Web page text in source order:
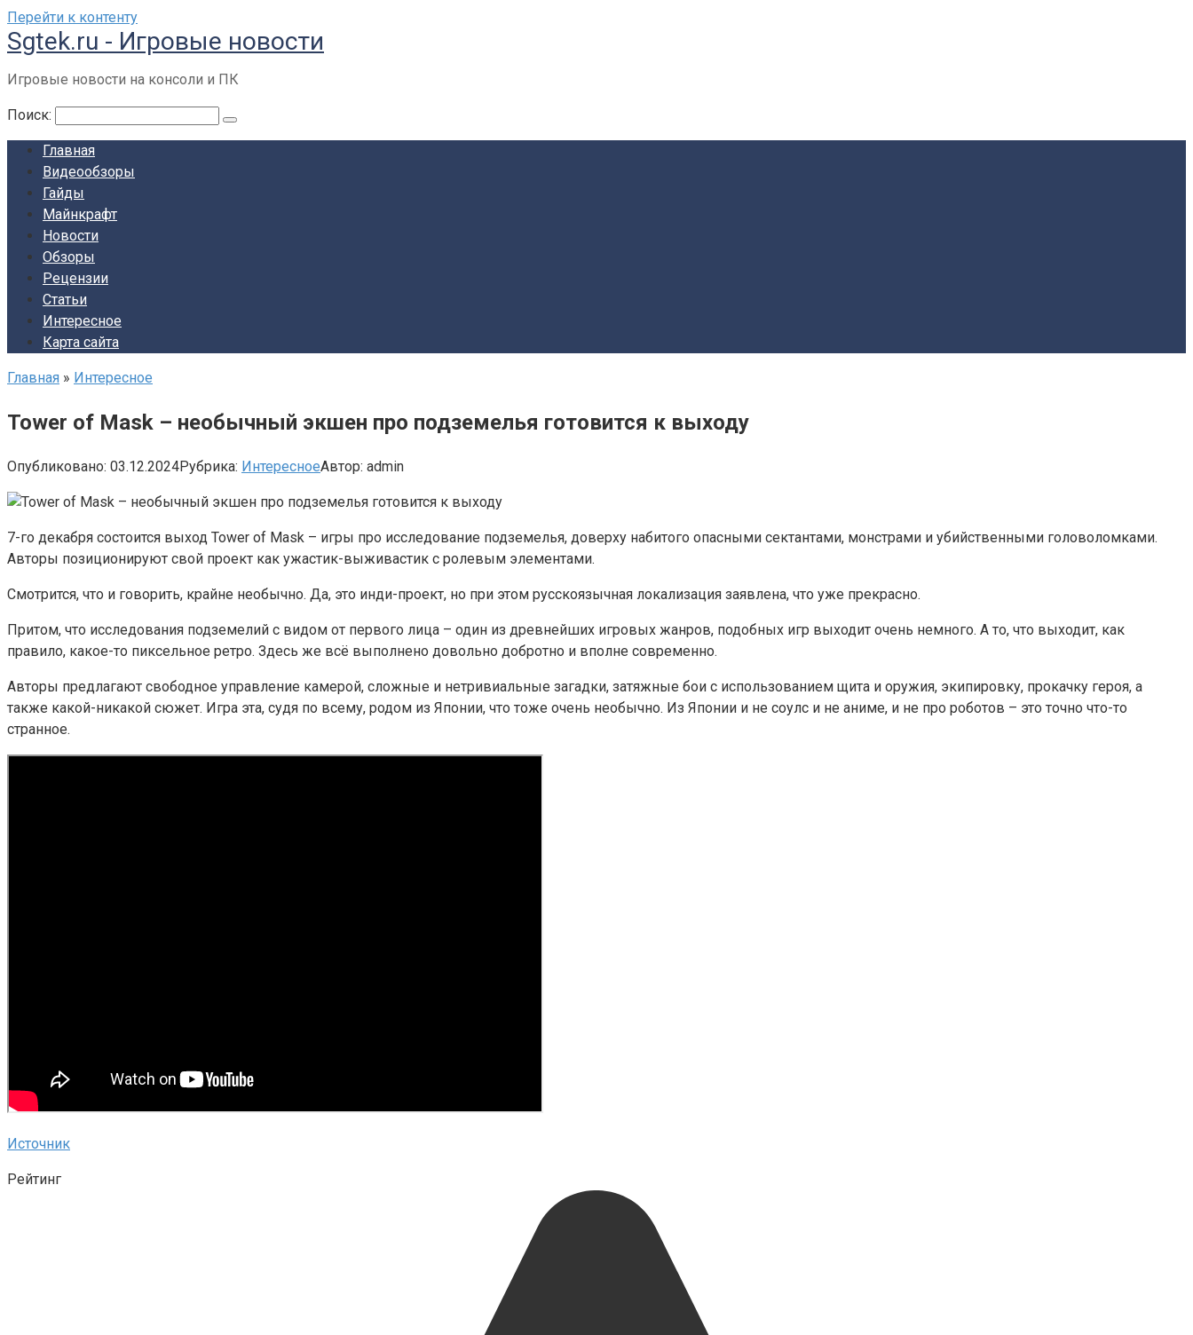
Перейти к контенту
Sgtek.ru - Игровые новости
Игровые новости на консоли и ПК
Поиск:
Главная
Видеообзоры
Гайды
Майнкрафт
Новости
Обзоры
Рецензии
Статьи
Интересное
Карта сайта
Главная » Интересное
Tower of Mask – необычный экшен про подземелья готовится к выходу
Опубликовано: 03.12.2024Рубрика: ИнтересноеАвтор: admin
7-го декабря состоится выход Tower of Mask – игры про исследование подземелья, доверху набитого опасными сектантами, монстрами и убийственными головоломками.
Авторы позиционируют свой проект как ужастик-выживастик с ролевым элементами.
Смотрится, что и говорить, крайне необычно. Да, это инди-проект, но при этом русскоязычная локализация заявлена, что уже прекрасно.
Притом, что исследования подземелий с видом от первого лица – один из древнейших игровых жанров, подобных игр выходит очень немного. А то, что выходит, как
правило, какое-то пиксельное ретро. Здесь же всё выполнено довольно добротно и вполне современно.
Авторы предлагают свободное управление камерой, сложные и нетривиальные загадки, затяжные бои с использованием щита и оружия, экипировку, прокачку героя, а
также какой-никакой сюжет. Игра эта, судя по всему, родом из Японии, что тоже очень необычно. Из Японии и не соулс и не аниме, и не про роботов – это точно что-то
странное.
Источник
Рейтинг